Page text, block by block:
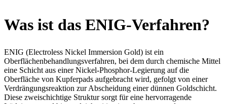
Was ist das ENIG-Verfahren?
ENIG (Electroless Nickel Immersion Gold) ist ein
Oberflächenbehandlungsverfahren, bei dem durch chemische Mittel
eine Schicht aus einer Nickel-Phosphor-Legierung auf die
Oberfläche von Kupferpads aufgebracht wird, gefolgt von einer
Verdrängungsreaktion zur Abscheidung einer dünnen Goldschicht.
Diese zweischichtige Struktur sorgt für eine hervorragende